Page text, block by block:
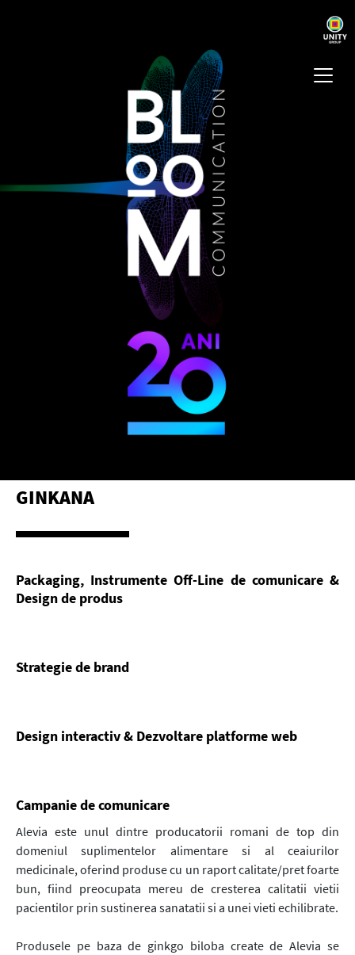
GINKANA
Packaging, Instrumente Off-Line de comunicare &
Design de produs
Strategie de brand
Design interactiv & Dezvoltare platforme web
Campanie de comunicare
Alevia este unul dintre producatorii romani de top din
domeniul suplimentelor alimentare si al ceaiurilor
medicinale, oferind produse cu un raport calitate/pret foarte
bun, fiind preocupata mereu de cresterea calitatii vietii
pacientilor prin sustinerea sanatatii si a unei vieti echilibrate.
Produsele pe baza de ginkgo biloba create de Alevia se